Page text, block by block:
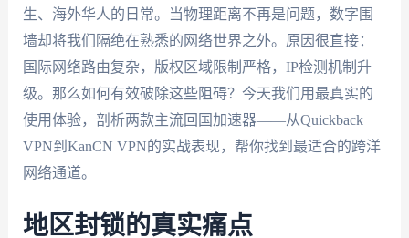
生、海外华人的日常。当物理距离不再是问题，数字围
墙却将我们隔绝在熟悉的网络世界之外。原因很直接：
国际网络路由复杂，版权区域限制严格，IP检测机制升
级。那么如何有效破除这些阻碍？今天我们用最真实的
使用体验，剖析两款主流回国加速器——从Quickback
VPN到KanCN VPN的实战表现，帮你找到最适合的跨洋
网络通道。
地区封锁的真实痛点